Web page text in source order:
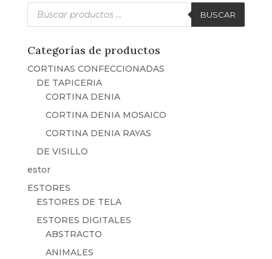
Búsqueda
productos
BUSCAR
Categorías de productos
CORTINAS CONFECCIONADAS
DE TAPICERIA
CORTINA DENIA
CORTINA DENIA MOSAICO
CORTINA DENIA RAYAS
DE VISILLO
estor
ESTORES
ESTORES DE TELA
ESTORES DIGITALES
ABSTRACTO
ANIMALES